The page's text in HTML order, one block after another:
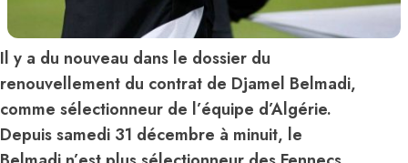
Il y a du nouveau dans le dossier du
renouvellement du contrat de Djamel Belmadi,
comme sélectionneur de l’équipe d’Algérie.
Depuis samedi 31 décembre à minuit, le